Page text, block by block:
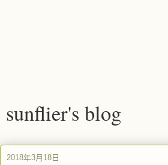
sunflier's blog
2018年3月18日